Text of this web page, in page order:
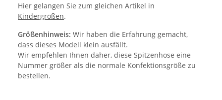
Hier gelangen Sie zum gleichen Artikel in
Kindergrößen.
Größenhinweis: Wir haben die Erfahrung gemacht,
dass dieses Modell klein ausfällt.
Wir empfehlen Ihnen daher, diese Spitzenhose eine
Nummer größer als die normale Konfektionsgröße zu
bestellen.